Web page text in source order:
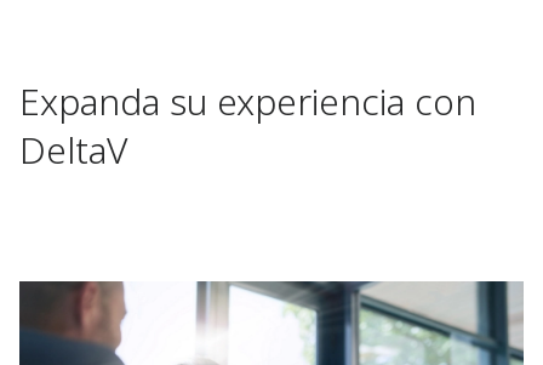
Expanda su experiencia con
DeltaV